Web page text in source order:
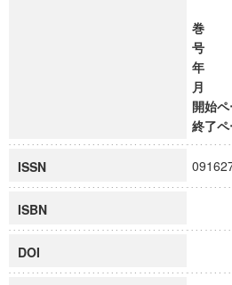
巻
号
年
月
開始
終了
ISSN
ISBN
DOI